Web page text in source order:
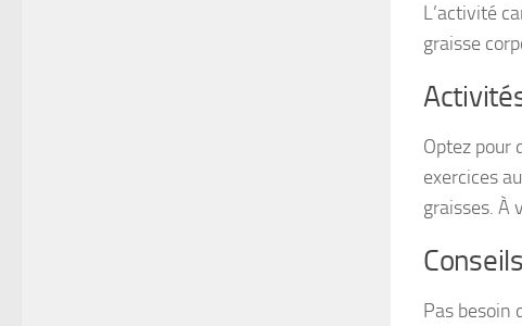
L’activité
graisse
Optez pour
exercices
graisses. À
Pas besoin